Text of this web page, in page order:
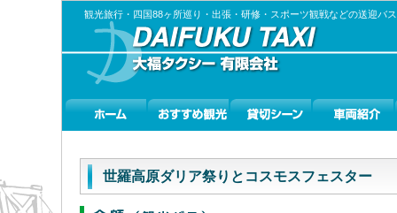
観光旅行・四国88ヶ所巡り・出張・研修・スポーツ観戦などの送迎バ
世羅高原ダリア祭りとコスモスフェスター